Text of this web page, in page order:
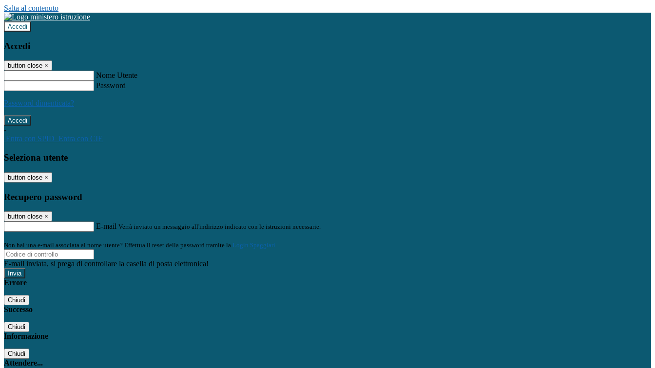
Salta al contenuto
Accedi
Accedi
button close ×
Nome Utente
Password
Password dimenticata?
-
Entra con SPID Entra con CIE
Seleziona utente
button close ×
Recupero password
button close ×
E-mail Verrà inviato un messaggio all'indirizzo indicato con le istruzioni necessarie.
Non hai una e-mail associata al nome utente? Effettua il reset della password tramite la Login Spaggiari
E-mail inviata, si prega di controllare la casella di posta elettronica!
Errore
Chiudi
Successo
Chiudi
Informazione
Chiudi
Attendere...